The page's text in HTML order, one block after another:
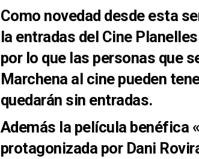
Como novedad desde esta
la entradas del Cine
por lo que las personas que
Marchena al cine pueden
quedarán sin entradas.
Además la película benéfica
protagonizada por Dani